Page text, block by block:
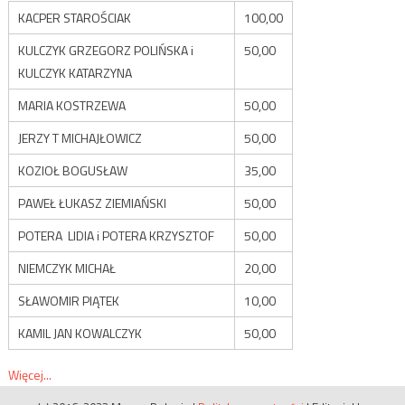
KACPER STAROŚCIAK
100,00
KULCZYK GRZEGORZ POLIŃSKA i
KULCZYK KATARZYNA
50,00
MARIA KOSTRZEWA
50,00
JERZY T MICHAJŁOWICZ
50,00
KOZIOŁ BOGUSŁAW
35,00
PAWEŁ ŁUKASZ ZIEMIAŃSKI
50,00
POTERA LIDIA i POTERA KRZYSZTOF
50,00
NIEMCZYK MICHAŁ
20,00
SŁAWOMIR PIĄTEK
10,00
KAMIL JAN KOWALCZYK
50,00
Więcej...